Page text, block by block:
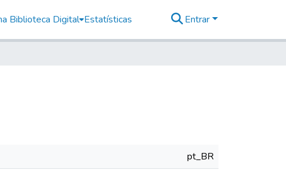
Biblioteca Digital Estatísticas Entrar
pt_BR